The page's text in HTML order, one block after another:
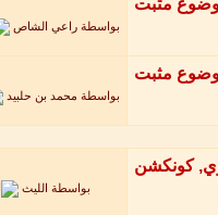
بواسطة راعي الشاص
بواسطة محمد بن حلبيد
بواسطة الليث